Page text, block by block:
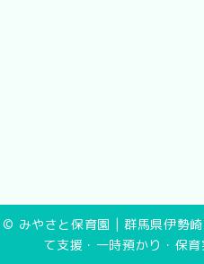
© みやさと保育園 | 群馬県伊勢
て支援・一時預かり・保